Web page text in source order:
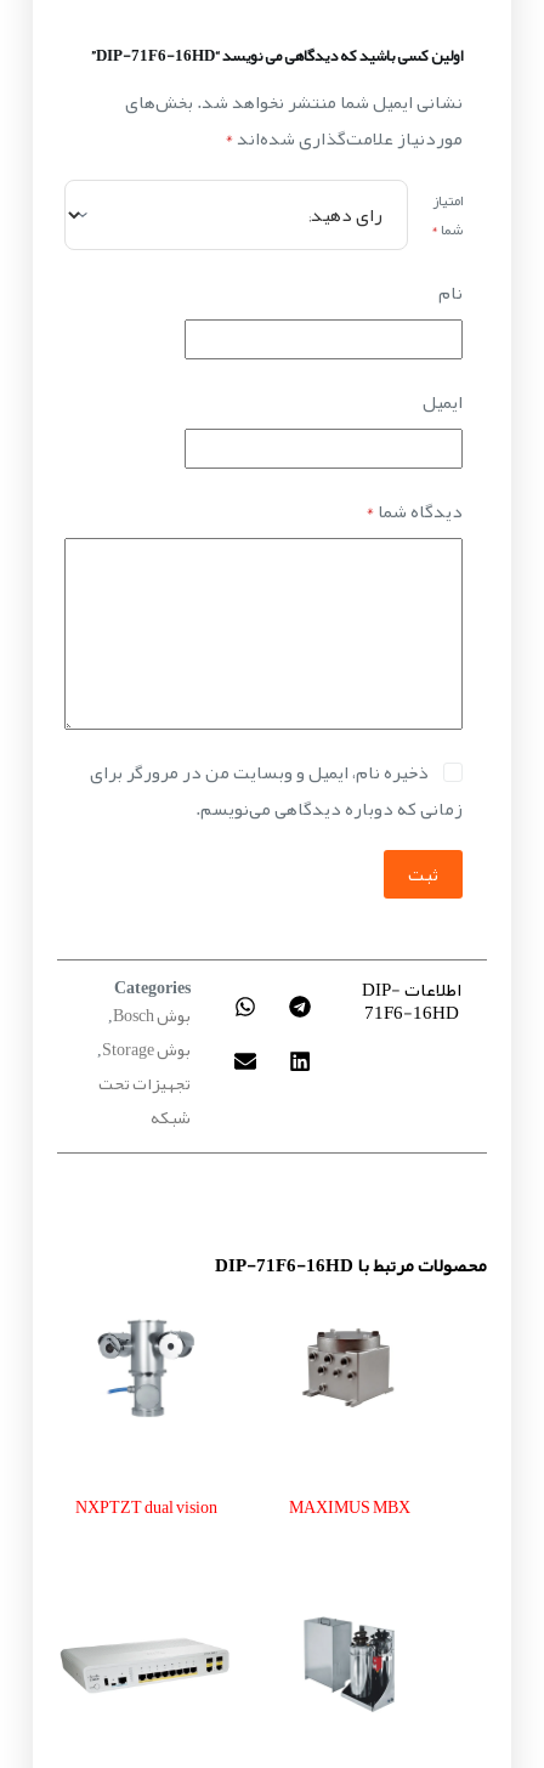
اولین کسی باشید که دیدگاهی می نویسد “DIP-71F6-16HD”
نشانی ایمیل شما منتشر نخواهد شد.بخش‌های
موردنیاز علامت‌گذاری شده‌اند*
امتیاز
شما*
نام
ایمیل
دیدگاه شما*
ذخیره نام، ایمیل و وبسایت من در مرورگر برای
زمانی که دوباره دیدگاهی می‌نویسم.
ثبت
اطلاعات DIP-
71F6-16HD
Categories
بوش Bosch ,
بوش Storage ,
تجهیزات تحت
شبکه
محصولات مرتبط با DIP-71F6-16HD
MAXIMUS MBX
NXPTZT dual vision